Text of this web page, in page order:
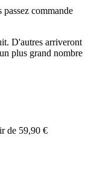
passez commande
D'autres arriveront
plus grand nombre
de 59,90 €